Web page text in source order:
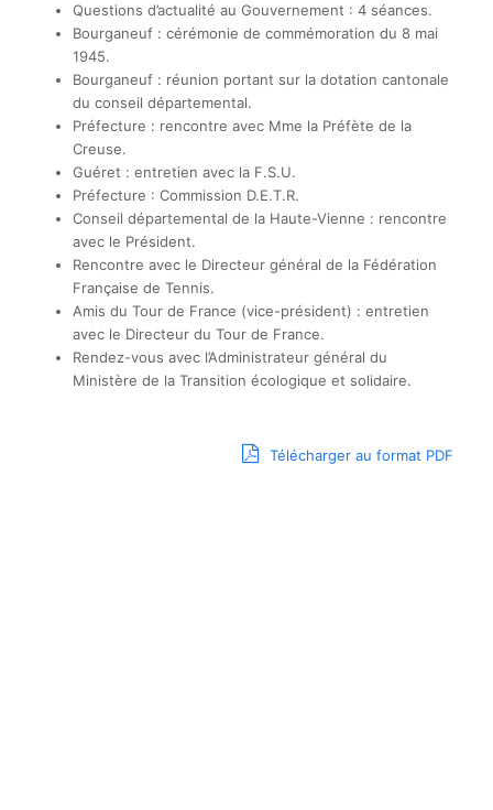
Questions d’actualité au Gouvernement : 4 séances.
Bourganeuf : cérémonie de commémoration du 8 mai
1945.
Bourganeuf : réunion portant sur la dotation cantonale
du conseil départemental.
Préfecture : rencontre avec Mme la Préfète de la
Creuse.
Guéret : entretien avec la F.S.U.
Préfecture : Commission D.E.T.R.
Conseil départemental de la Haute-Vienne : rencontre
avec le Président.
Rencontre avec le Directeur général de la Fédération
Française de Tennis.
Amis du Tour de France (vice-président) : entretien
avec le Directeur du Tour de France.
Rendez-vous avec l’Administrateur général du
Ministère de la Transition écologique et solidaire.
Télécharger au format PDF